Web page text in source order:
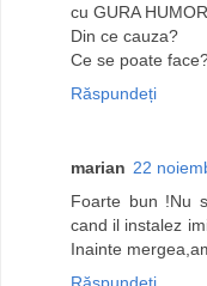
cu GURA
Din ce cauza?
Ce se poate
Răspundeți
marian 22
Foarte bun !Nu
cand il instalez
Inainte